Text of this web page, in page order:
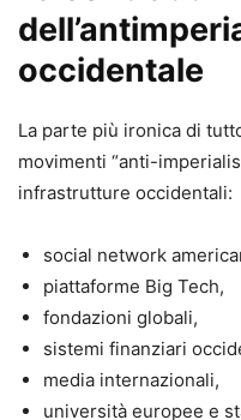
occidentale
La parte più ironica di
movimenti “anti-
infrastrutture occidentali:
social network
piattaforme Big Tech,
fondazioni globali,
sistemi finanziari
media internazionali,
università europee e